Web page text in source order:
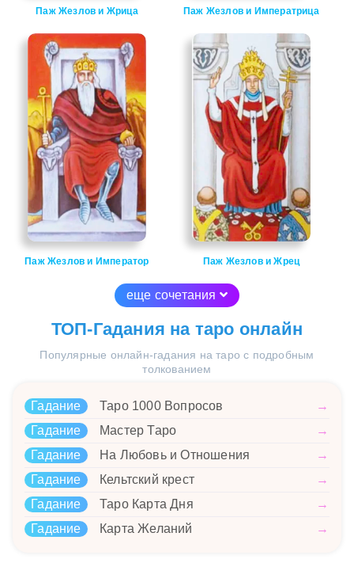
Паж Жезлов и Жрица Паж Жезлов и Императрица
Паж Жезлов и Император Паж Жезлов и Жрец
еще сочетания
ТОП-Гадания на таро онлайн
Популярные онлайн-гадания на таро с подробным
толкованием
Гадание Таро 1000 Вопросов
→
Гадание
Мастер Таро
→
Гадание
На Любовь и Отношения
→
Гадание
Кельтский крест
→
Гадание
Таро Карта Дня
→
Гадание
Карта Желаний →